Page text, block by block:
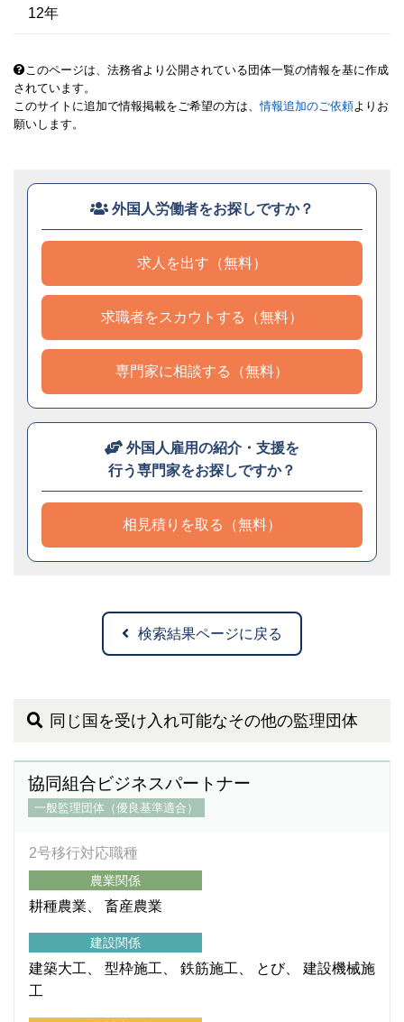
12年
このページは、法務省より公開されている団体一覧の情報を基に作成
されています。
このサイトに追加で情報掲載をご希望の方は、情報追加のご依頼よりお
願いします。
外国人労働者をお探しですか？
求人を出す（無料）
求職者をスカウトする（無料）
専門家に相談する（無料）
外国人雇用の紹介・支援を
行う専門家をお探しですか？
相見積りを取る（無料）
検索結果ページに戻る
同じ国を受け入れ可能なその他の監理団体
協同組合ビジネスパートナー
一般監理団体（優良基準適合）
2号移行対応職種
農業関係
耕種農業 畜産農業
建設関係
建築大工 型枠施工 鉄筋施工 とび
建設機械施
工